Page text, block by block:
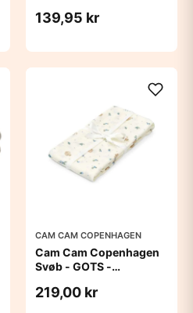
139,95 kr
CAM CAM COPENHAGEN
Cam Cam Copenhagen
Svøb - GOTS -
219,00 kr